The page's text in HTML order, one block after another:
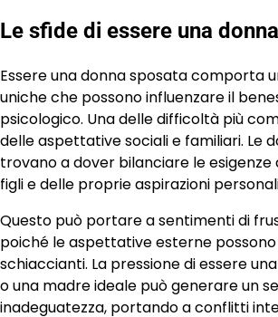
Le sfide di essere una
Essere una donna sposata comporta
uniche che possono influenzare il
psicologico. Una delle difficoltà più
delle aspettative sociali e familiari. Le
trovano a dover bilanciare le
figli e delle proprie aspirazioni
Questo può portare a sentimenti di
poiché le aspettative esterne
schiaccianti. La pressione di essere
o una madre ideale può generare un
inadeguatezza, portando a conflitti